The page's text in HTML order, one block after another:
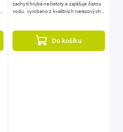
Do košíku
zachytí hrubé nečistoty a zajišťuje čistou
vodu. vyrobeno z kvalitních nerezových